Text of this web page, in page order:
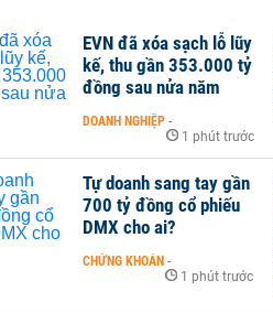
EVN đã xóa sạch lỗ lũy
kế, thu gần 353.000 tỷ
đồng sau nửa năm
DOANH NGHIỆP -
1 phút trước
Tự doanh sang tay gần
700 tỷ đồng cổ phiếu
DMX cho ai?
CHỨNG KHOÁN -
1 phút trước